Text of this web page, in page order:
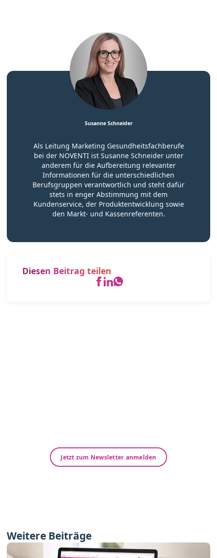
Susanne Schneider
Als Leitung Marketing Gesundheitsfachberufe
bei der NOVENTI ist Susanne Schneider unter
anderem für die Aufbereitung relevanter
Informationen für die unterschiedlichen
Berufsgruppen verantwortlich und steht dafür
stets in enger Abstimmung mit dem
Kundenservice, der Produktentwicklung sowie
den Markt- und Kassenreferenten.
Diesen Beitrag teilen
Jetzt zum Newsletter anmelden
Weitere Beiträge